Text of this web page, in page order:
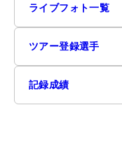
ライブフォト一覧
ツアー登録選手
記録成績